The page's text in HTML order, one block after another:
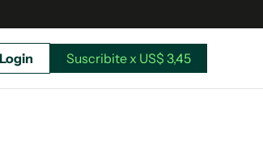
Login Suscribite x US$ 3,45